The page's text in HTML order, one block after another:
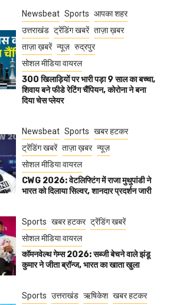
Newsbeat Sports आपका शहर
उत्तराखंड ट्रेंडिंग खबरें ताज़ा ख़बर
ताज़ा ख़बरें न्यूज़ रुद्रपुर
सोशल मीडिया वायरल
300 खिलाड़ियों पर भारी पड़ा 9 साल का बच्चा,
शिवाय बने फीडे रेटिंग चैंपियन, कोरोना ने बना
दिया चेस प्लेयर
Newsbeat Sports खबर हटकर
ट्रेंडिंग खबरें ताज़ा ख़बर न्यूज़
सोशल मीडिया वायरल
CWG 2026: वेटलिफ्टिंग में राजा मुथुपांडी ने
भारत को दिलाया सिल्वर, शानदार प्रदर्शन जारी
Sports खबर हटकर ट्रेंडिंग खबरें
सोशल मीडिया वायरल
कॉमनवेल्थ गेम्स 2026: सब्जी बेचने वाले झंडू
कुमार ने जीता ब्रॉन्ज, भारत का खाता खुला
Sports उत्तराखंड ऋषिकेश खबर हटकर